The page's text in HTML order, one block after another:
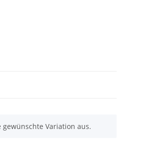
Variation aus.